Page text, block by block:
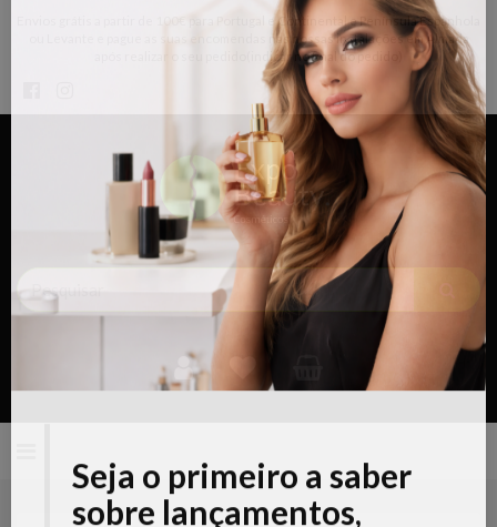
Envios grátis a partir de 100€ para Portugal e Continental e Península Espanhola
ou Levante e pague as suas encomendas nas nossas instalações em Almada
após realizar o seu pedido(indicar no final do pedido)
navegação
×